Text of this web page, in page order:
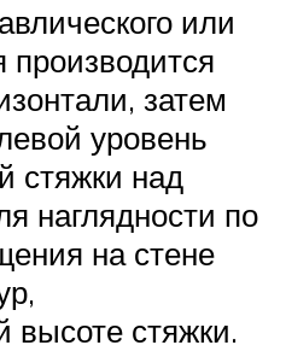
или
производится
затем
уровень
стяжки над
наглядности по
на стене
высоте стяжки.